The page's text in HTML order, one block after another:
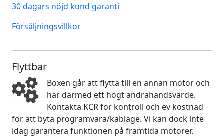
30 dagars nöjd kund garanti
Försäljningsvillkor
Flyttbar
Boxen går att flytta till en annan motor och
har därmed ett högt andrahandsvärde.
Kontakta KCR för kontroll och ev kostnad
för att byta programvara/kablage. Vi kan dock inte
idag garantera funktionen på framtida motorer.